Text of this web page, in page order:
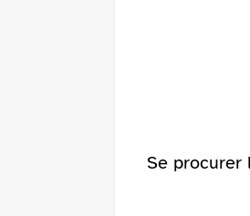
Se procurer